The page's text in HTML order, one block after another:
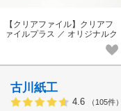
【クリアファイル】クリアフ
ァイルプラス ／ オリジナルク
リアファイル A4 パロディ 文
古川紙工
4.6 （105件）